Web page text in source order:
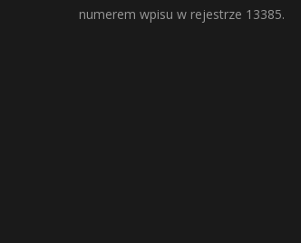
numerem wpisu w rejestrze 13385.